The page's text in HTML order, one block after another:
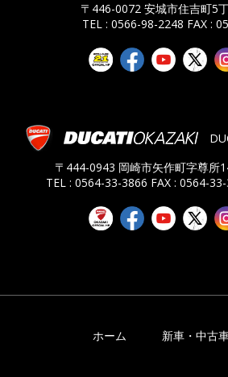
〒446-0072 安城市住吉町5
TEL : 0566-98-2248 FAX :
〒444-0943 岡崎市矢作町字尊所
TEL : 0564-33-3866 FAX : 0564-
ホーム 新車・中古